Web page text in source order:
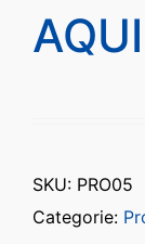
SKU: PRO05
Categorie: